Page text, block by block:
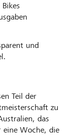
und
Teil der
zu
das
Woche, die